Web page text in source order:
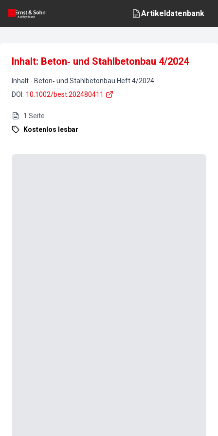
Artikeldatenbank
Inhalt: Beton‐ und Stahlbetonbau 4/2024
Inhalt - Beton‐ und Stahlbetonbau Heft4/2024
DOI : 10.1002/best.202480411
1 Seite
Kostenlos lesbar